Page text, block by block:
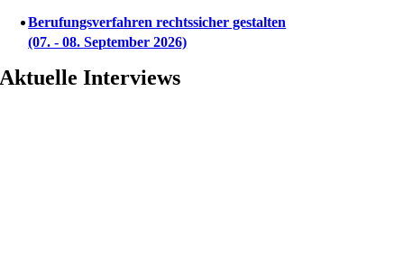
Berufungsverfahren rechtssicher gestalten
(07. - 08. September 2026)
Aktuelle Interviews